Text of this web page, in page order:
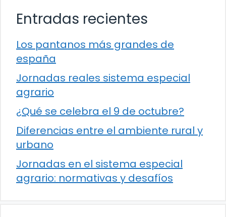
Entradas recientes
Los pantanos más grandes de
españa
Jornadas reales sistema especial
agrario
¿Qué se celebra el 9 de octubre?
Diferencias entre el ambiente rural y
urbano
Jornadas en el sistema especial
agrario: normativas y desafíos